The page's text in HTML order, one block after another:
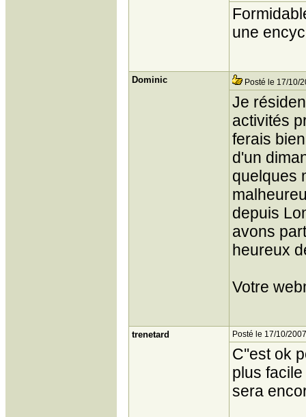
une
Dominic Posté le 17/10/
Je
activités
ferais
d'un
quelques
depuis
avons
heureux
Votre
trenetard Posté le 17/10/
C''est ok
plus
sera